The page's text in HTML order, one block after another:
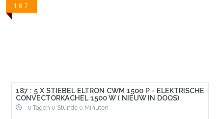
187
187 : 5 X STIEBEL ELTRON CWM 1500 P - ELEKTRISCHE
CONVECTORKACHEL 1500 W ( NIEUW IN DOOS)
0 Tagen 0 Stunde 0 Minuten